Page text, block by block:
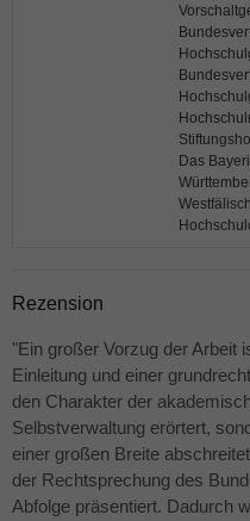
Das
Rezension
"Ein großer Vorzug der Arbeit
Einleitung und einer
den Charakter der
Selbstverwaltung erörtert,
einer großen Breite
der Rechtsprechung des
Abfolge präsentiert. Dadurch